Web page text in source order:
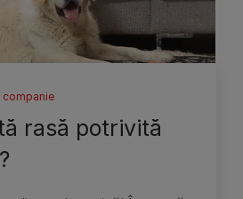
companie
rasă potrivită